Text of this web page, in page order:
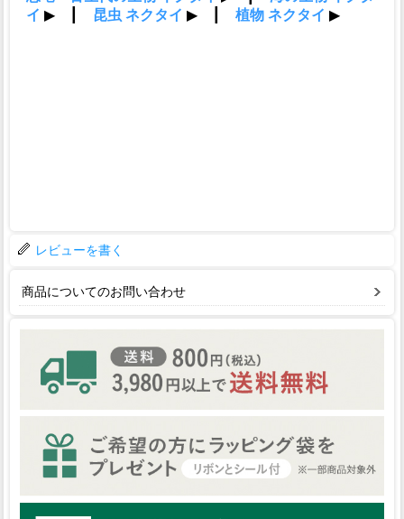
レビューを書く
商品についてのお問い合わせ